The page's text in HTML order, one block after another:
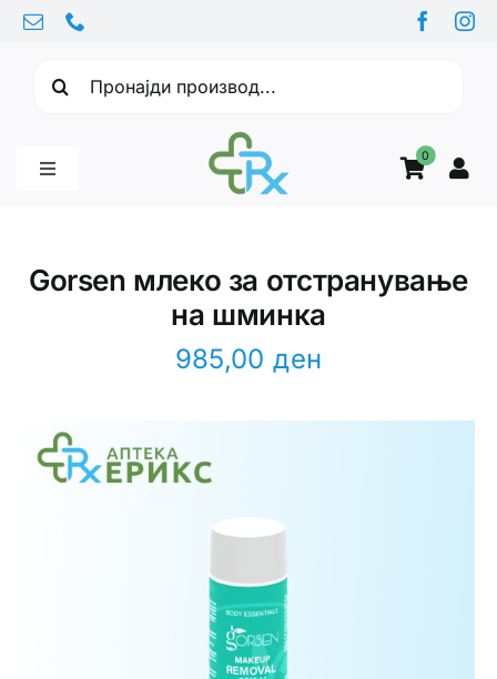
Skip
content
0
Toggle
Здравствени проблеми
Gorsen млеко за отстранување
на шминка
985,00ден